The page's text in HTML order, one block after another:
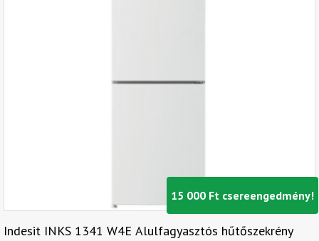
15 000 Ft csereengedmény!
Indesit INKS 1341 W4E Alulfagyasztós hűtőszekrény